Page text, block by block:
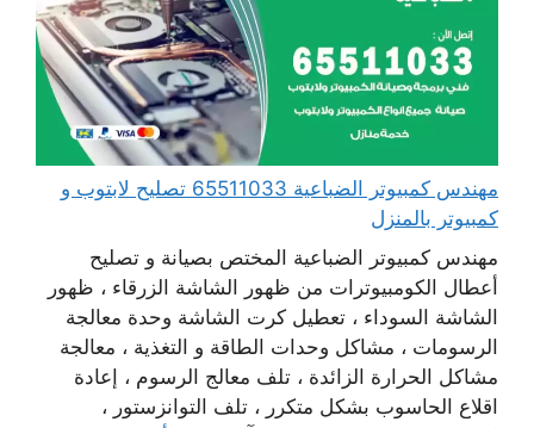
مهندس كمبيوتر الضباعية 65511033 تصليح لابتوب و
كمبيوتر بالمنزل
مهندس كمبيوتر الضباعية المختص بصيانة و تصليح
أعطال الكومبيوترات من ظهور الشاشة الزرقاء ، ظهور
الشاشة السوداء ، تعطيل كرت الشاشة وحدة معالجة
الرسومات ، مشاكل وحدات الطاقة و التغذية ، معالجة
مشاكل الحرارة الزائدة ، تلف معالج الرسوم ، إعادة
اقلاع الحاسوب بشكل متكرر ، تلف التوانزستور ،